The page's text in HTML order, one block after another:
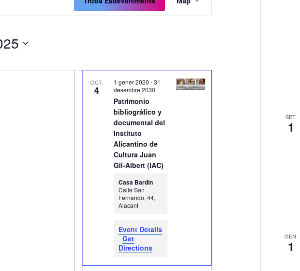
OCT.
4
Patrimonio
bibliográfico y
documental del
Instituto
Alicantino de
Cultura Juan
Gil-Albert (IAC)
1 gener 2020 -31
desembre 2030
Casa Bardín
Calle San
Fernando, 44,
Alacant
Event Details
Get
Directions
SET.
1
GEN.
1